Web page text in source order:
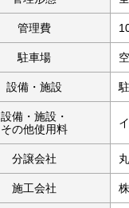
管理費
駐車場
設備・施設
設備・施設・
その他使用料
分譲会社
施工会社